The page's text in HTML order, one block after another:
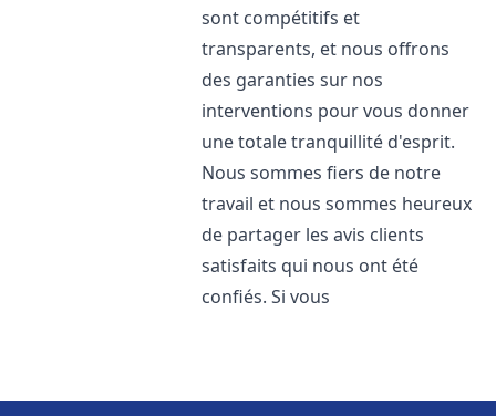
sont compétitifs et
transparents, et nous offrons
des garanties sur nos
interventions pour vous donner
une totale tranquillité d'esprit.
Nous sommes fiers de notre
travail et nous sommes heureux
de partager les avis clients
satisfaits qui nous ont été
confiés. Si vous